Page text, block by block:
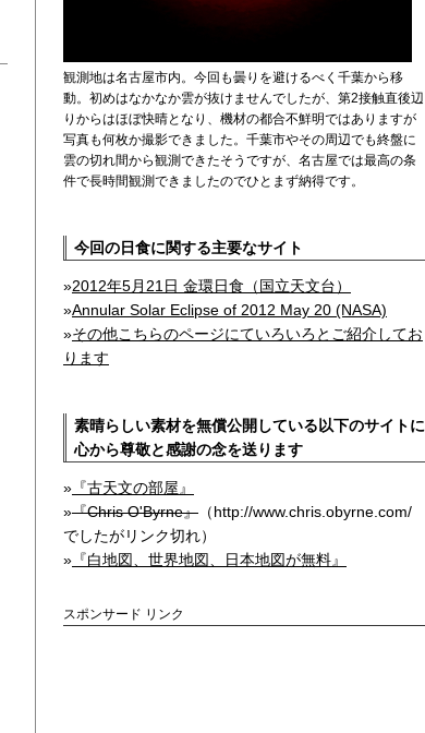
観測地は名古屋市内。今回も曇りを避けるべく千葉から移
動。初めはなかなか雲が抜けませんでしたが、第2接触直後辺
りからはほぼ快晴となり、機材の都合不鮮明ではありますが
写真も何枚か撮影できました。千葉市やその周辺でも終盤に
雲の切れ間から観測できたそうですが、名古屋では最高の条
件で長時間観測できましたのでひとまず納得です。
今回の日食に関する主要なサイト
»2012年5月21日 金環日食（国立天文台）
»Annular Solar Eclipse of 2012 May 20 (NASA)
»その他こちらのページにていろいろとご紹介してお
ります
素晴らしい素材を無償公開している以下のサイトに
心から尊敬と感謝の念を送ります
» 『古天文の部屋』
»『Chris O'Byrne』 （http://www.chris.obyrne.com/
でしたがリンク切れ）
» 『白地図、世界地図、日本地図が無料』
スポンサード リンク